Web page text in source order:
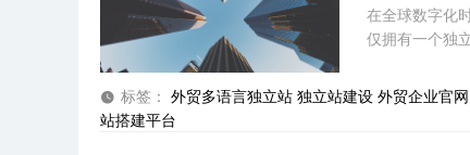
在全球数字化
仅拥有一个独
标签： 外贸多语言独立站 独立站建设 外贸企业官网
站搭建平台